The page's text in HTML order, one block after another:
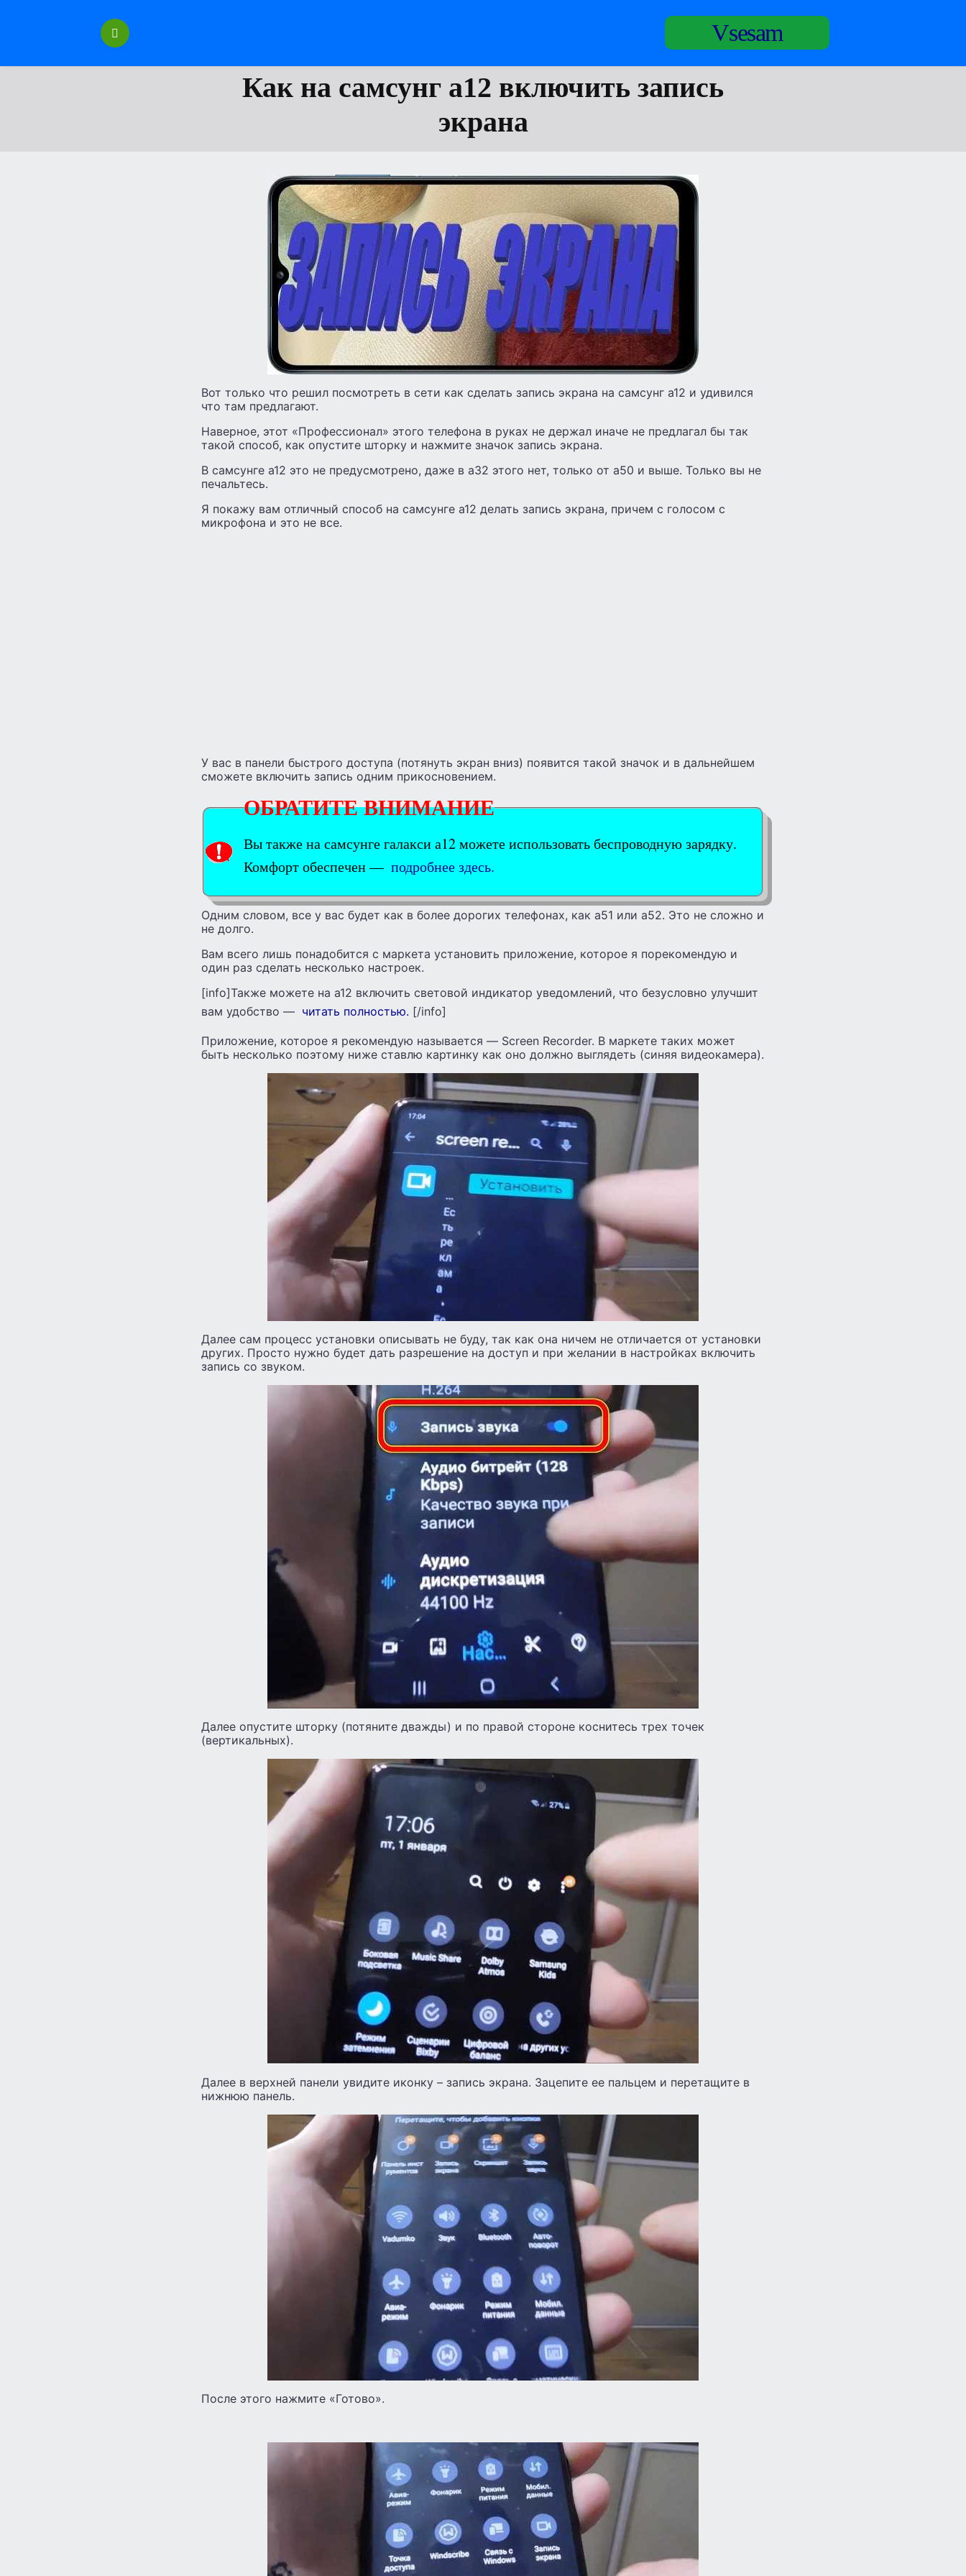
Vsesam
Как на самсунг а12 включить запись
экрана
Вот только что решил посмотреть в сети как сделать запись экрана на самсунг а12 и удивился
что там предлагают.
Наверное, этот «Профессионал» этого телефона в руках не держал иначе не предлагал бы так
такой способ, как опустите шторку и нажмите значок запись экрана.
В самсунге а12 это не предусмотрено, даже в а32 этого нет, только от а50 и выше. Только вы не
печальтесь.
Я покажу вам отличный способ на самсунге а12 делать запись экрана, причем с голосом с
микрофона и это не все.
У вас в панели быстрого доступа (потянуть экран вниз) появится такой значок и в дальнейшем
сможете включить запись одним прикосновением.
ОБРАТИТЕ ВНИМАНИЕ
Вы также на самсунге галакси а12 можете использовать беспроводную зарядку.
Комфорт обеспечен — подробнее здесь.
Одним словом, все у вас будет как в более дорогих телефонах, как а51 или а52. Это не сложно и
не долго.
Вам всего лишь понадобится с маркета установить приложение, которое я порекомендую и
один раз сделать несколько настроек.
[info]Также можете на а12 включить световой индикатор уведомлений, что безусловно улучшит
вам удобство — читать полностью. [/info]
Приложение, которое я рекомендую называется — Screen Recorder. В маркете таких может
быть несколько поэтому ниже ставлю картинку как оно должно выглядеть (синяя видеокамера).
Далее сам процесс установки описывать не буду, так как она ничем не отличается от установки
других. Просто нужно будет дать разрешение на доступ и при желании в настройках включить
запись со звуком.
Далее опустите шторку (потяните дважды) и по правой стороне коснитесь трех точек
(вертикальных).
Далее в верхней панели увидите иконку – запись экрана. Зацепите ее пальцем и перетащите в
нижнюю панель.
После этого нажмите «Готово».